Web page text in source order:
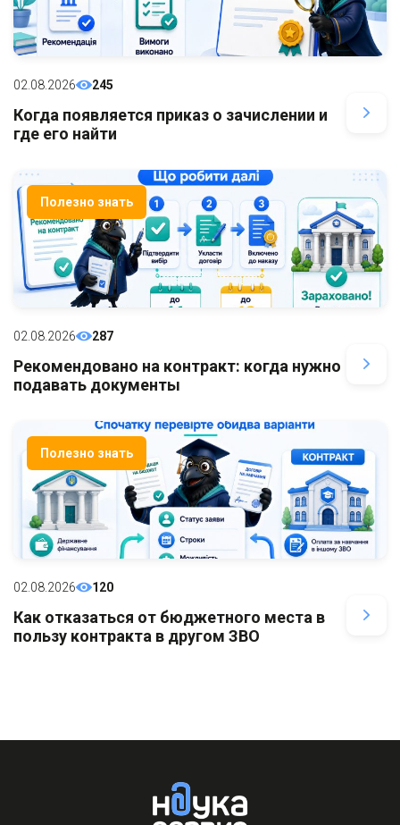
02.08.2026 245
Когда появляется приказ о зачислении и
где его найти
Полезно знать
02.08.2026 287
Рекомендовано на контракт: когда нужно
подавать документы
Полезно знать
02.08.2026 120
Как отказаться от бюджетного места в
пользу контракта в другом ЗВО